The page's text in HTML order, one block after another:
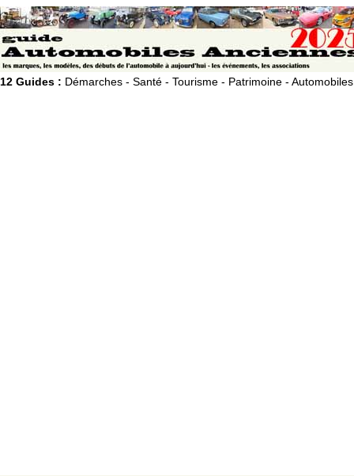
12 Guides : Démarches - Santé - Tourisme - Patrimoine - Automobiles